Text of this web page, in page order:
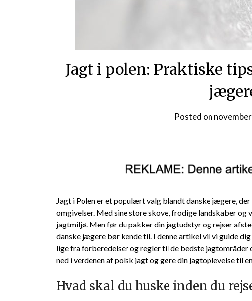
Jagt i polen: Praktiske
Posted on
Jagt i Polen er et populært valg blandt danske jægere,
omgivelser. Med sine store skove, frodige landskaber
jagtmiljø. Men før du pakker din jagtudstyr og rejser
danske jægere bør kende til. I denne artikel vil vi guide
lige fra forberedelser og regler til de bedste jagtområder
ned i verdenen af polsk jagt og gøre din jagtoplevelse til en
Hvad skal du huske inden du